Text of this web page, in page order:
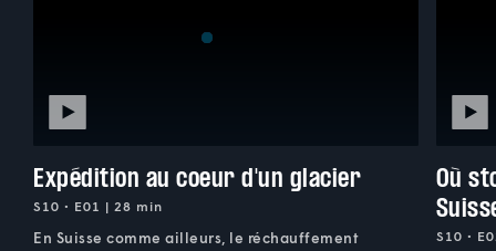
Expédition au coeur d'un glacier
S10 • E01 | 28 min
En Suisse comme ailleurs, le réchauffement
Où
S10 •